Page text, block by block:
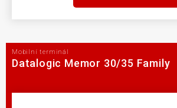
Mobilní terminál
Datalogic Memor 30/35 Family